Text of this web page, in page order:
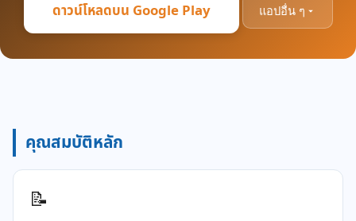
ดาวน์โหลดบน Google Play แอปอื่น ๆ
คุณสมบัติหลัก
📝